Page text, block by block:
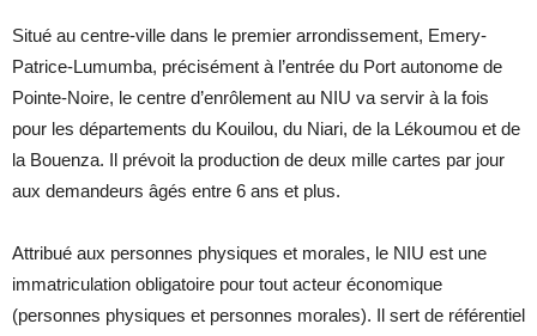
Situé au centre-ville dans le premier arrondissement, Emery-
Patrice-Lumumba, précisément à l’entrée du Port autonome de
Pointe-Noire, le centre d’enrôlement au NIU va servir à la fois
pour les départements du Kouilou, du Niari, de la Lékoumou et de
la Bouenza. Il prévoit la production de deux mille cartes par jour
aux demandeurs âgés entre 6 ans et plus.
Attribué aux personnes physiques et morales, le NIU est une
immatriculation obligatoire pour tout acteur économique
(personnes physiques et personnes morales). Il sert de référentiel